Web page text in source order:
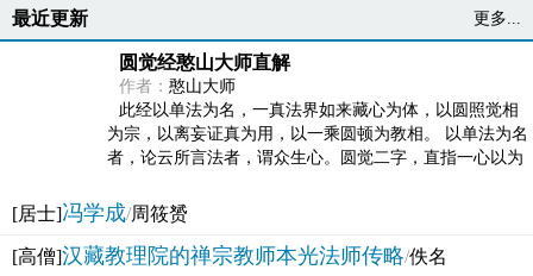
最近更新 更多...
圆觉经憨山大师直解
作者： 憨山大师
此经以单法为名，一真法界如来藏心为体，以圆照觉相
为宗，以离妄证真为用，以一乘圆顿为教相。 以单法为名
者，论云所言法者，谓众生心。圆觉二字，直指一心以为
[居士]冯学成/周筱赟
[高僧]汉藏教理院的禅宗教师本光法师传略/佚名